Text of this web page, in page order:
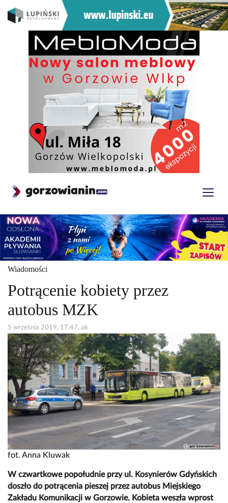
Wiadomości
Potrącenie kobiety przez
autobus MZK
5 września 2019, 17:47, ak
fot. Anna Kluwak
W czwartkowe popołudnie przy ul. Kosynierów Gdyńskich
doszło do potrącenia pieszej przez autobus Miejskiego
Zakładu Komunikacji w Gorzowie. Kobieta weszła wprost